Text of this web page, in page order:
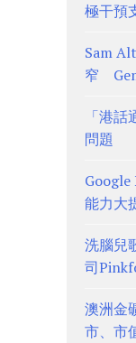
極干預
Sam
窄
「港
問題
Google
能力大
洗腦兒
司
澳洲金
市、市